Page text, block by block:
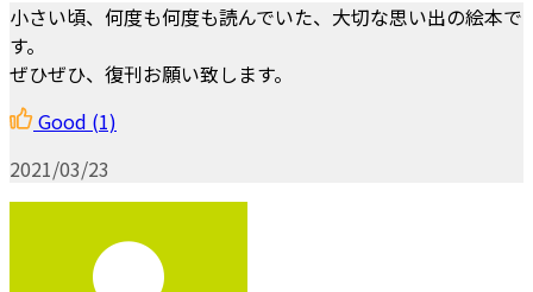
小さい頃、何度も何度も読んでいた、大切な思い出の絵本で
す。
ぜひぜひ、復刊お願い致します。
Good (1)
2021/03/23